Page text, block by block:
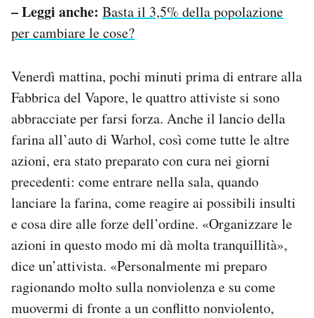
– Leggi anche: Basta il 3,5% della popolazione
per cambiare le cose?
Venerdì mattina, pochi minuti prima di entrare alla
Fabbrica del Vapore, le quattro attiviste si sono
abbracciate per farsi forza. Anche il lancio della
farina all’auto di Warhol, così come tutte le altre
azioni, era stato preparato con cura nei giorni
precedenti: come entrare nella sala, quando
lanciare la farina, come reagire ai possibili insulti
e cosa dire alle forze dell’ordine. «Organizzare le
azioni in questo modo mi dà molta tranquillità»,
dice un’attivista. «Personalmente mi preparo
ragionando molto sulla nonviolenza e su come
muovermi di fronte a un conflitto nonviolento,